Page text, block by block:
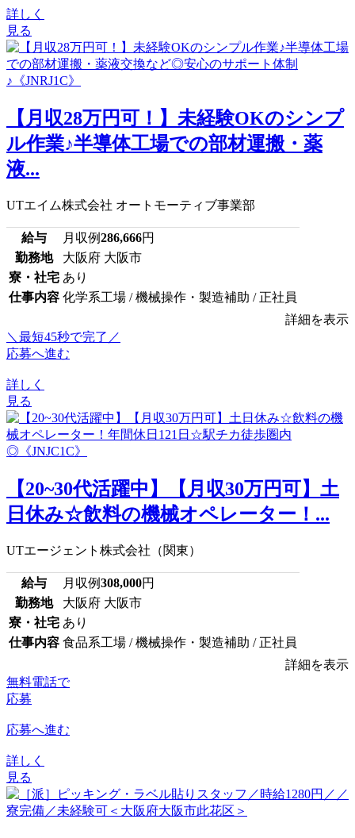
詳しく
見る
【月収28万円可！】未経験OKのシンプ
ル作業♪半導体工場での部材運搬・薬
液...
UTエイム株式会社 オートモーティブ事業部
給与 月収例286,666円
勤務地
大阪府 大阪市
寮・社宅 あり
仕事内容 化学系工場 / 機械操作・製造補助 / 正社員
詳細を表示
＼最短45秒で完了／
応募へ進む
詳しく
見る
【20~30代活躍中】【月収30万円可】土
日休み☆飲料の機械オペレーター！...
UTエージェント株式会社（関東）
給与 月収例308,000円
勤務地
大阪府 大阪市
寮・社宅 あり
仕事内容 食品系工場 / 機械操作・製造補助 / 正社員
詳細を表示
無料電話で
応募
応募へ進む
詳しく
見る